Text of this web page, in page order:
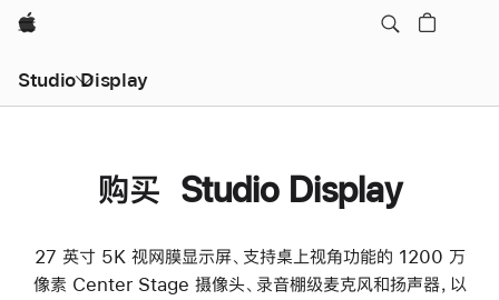
Apple
Studio Display
购买 Studio Display
27 英寸 5K 视网膜显示屏、支持桌上视角功能的 1200 万
像素 Center Stage 摄像头、录音棚级麦克风和扬声器，以